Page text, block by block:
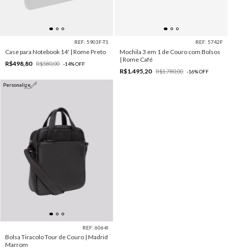
REF: 5903F-T1
Case para Notebook 14' | Rome Preto
R$498,80
R$580,00 -14%OFF
REF: 5742F
Mochila 3 em 1 de Couro com Bolsos
| Rome Café
R$1.495,20
R$1.780,00 -16%OFF
Personalize
REF: 6064I
Bolsa Tiracolo Tour de Couro | Madrid
Marrom